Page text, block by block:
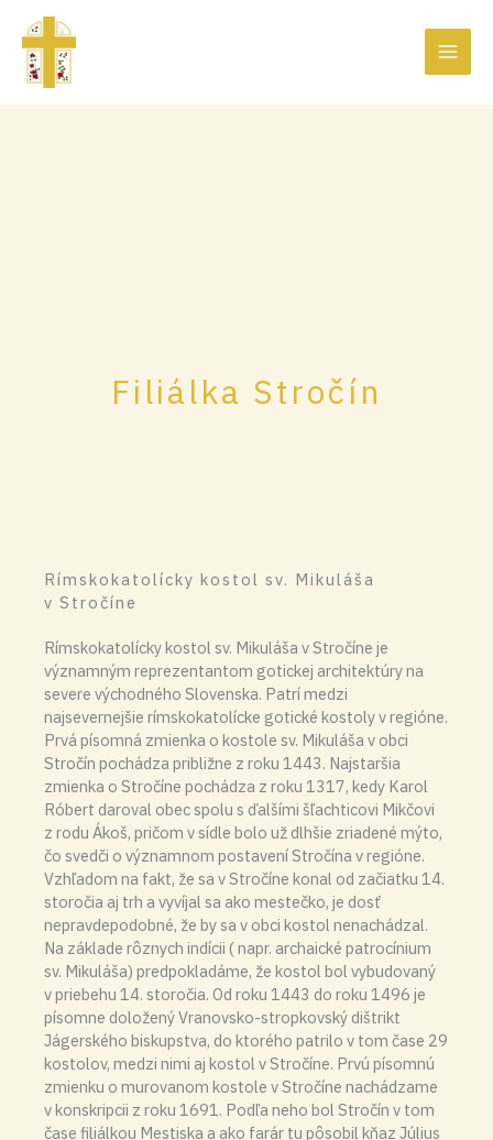
obsah
Filiálka Stročín
Rímskokatolícky kostol sv. Mikuláša
v Stročíne
Rímskokatolícky kostol sv. Mikuláša v Stročíne je
významným reprezentantom gotickej architektúry na
severe východného Slovenska. Patrí medzi
najsevernejšie rímskokatolícke gotické kostoly v regióne.
Prvá písomná zmienka o kostole sv. Mikuláša v obci
Stročín pochádza približne z roku 1443. Najstaršia
zmienka o Stročíne pochádza z roku 1317, kedy Karol
Róbert daroval obec spolu s ďalšími šľachticovi Mikčovi
z rodu Ákoš, pričom v sídle bolo už dlhšie zriadené mýto,
čo svedči o významnom postavení Stročína v regióne.
Vzhľadom na fakt, že sa v Stročíne konal od začiatku 14.
storočia aj trh a vyvíjal sa ako mestečko, je dosť
nepravdepodobné, že by sa v obci kostol nenachádzal.
Na základe rôznych indícii ( napr. archaické patrocínium
sv. Mikuláša) predpokladáme, že kostol bol vybudovaný
v priebehu 14. storočia. Od roku 1443 do roku 1496 je
písomne doložený Vranovsko-stropkovský dištrikt
Jágerského biskupstva, do ktorého patrilo v tom čase 29
kostolov, medzi nimi aj kostol v Stročíne. Prvú písomnú
zmienku o murovanom kostole v Stročíne nachádzame
v konskripcii z roku 1691. Podľa neho bol Stročín v tom
čase filiálkou Mestiska a ako farár tu pôsobil kňaz Július